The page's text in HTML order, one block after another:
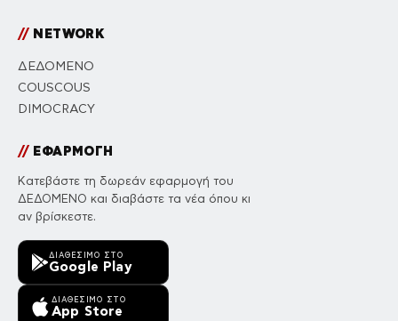
//NETWORK
ΔΕΔΟΜΕΝΟ
COUSCOUS
DIMOCRACY
//ΕΦΑΡΜΟΓΗ
Κατεβάστε τη δωρεάν εφαρμογή του
ΔΕΔΟΜΕΝΟ και διαβάστε τα νέα όπου κι
αν βρίσκεστε.
ΔΙΑΘΈΣΙΜΟ ΣΤΟ
Google Play
ΔΙΑΘΈΣΙΜΟ ΣΤΟ
App Store